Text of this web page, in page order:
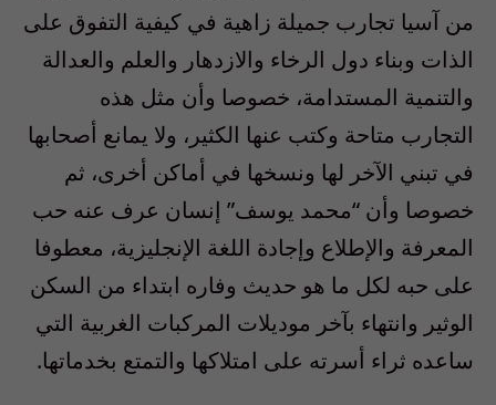
من آسيا تجارب جميلة زاهية في كيفية التفوق على
الذات وبناء دول الرخاء والازدهار والعلم والعدالة
والتنمية المستدامة، خصوصا وأن مثل هذه
التجارب متاحة وكتب عنها الكثير، ولا يمانع أصحابها
في تبني الآخر لها ونسخها في أماكن أخرى، ثم
خصوصا وأن “محمد يوسف” إنسان عرف عنه حب
المعرفة والإطلاع وإجادة اللغة الإنجليزية، معطوفا
على حبه لكل ما هو حديث وفاره ابتداء من السكن
الوثير وانتهاء بآخر موديلات المركبات الغربية التي
ساعده ثراء أسرته على امتلاكها والتمتع بخدماتها.